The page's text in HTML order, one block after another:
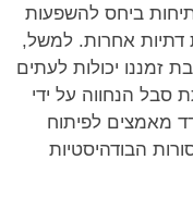
ביחס להשפעות
דתיות אחרות. למשל,
זמננו יכולות לעתים
סבל הנחווה על ידי
מאמצים לפיתוח
הבודהיסטיות